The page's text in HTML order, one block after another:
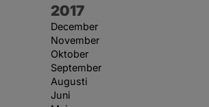
År:
2017
December
November
Oktober
September
Augusti
Juni